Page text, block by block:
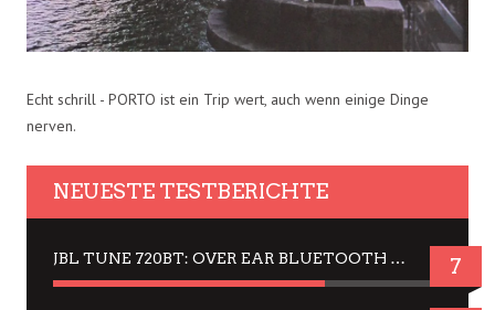
Echt schrill - PORTO ist ein Trip wert, auch wenn einige Dinge
nerven.
NEUESTE TESTBERICHTE
JBL TUNE 720BT: OVER EAR BLUETOOTH KOPFHÖRER UM DIE 50,-€ IM DAUER-TEST 7